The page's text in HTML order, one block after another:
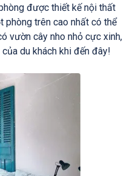
được thiết kế nội thất
phòng trên cao nhất có thể
vườn cây nho nhỏ cực xinh,
du khách khi đến đây!